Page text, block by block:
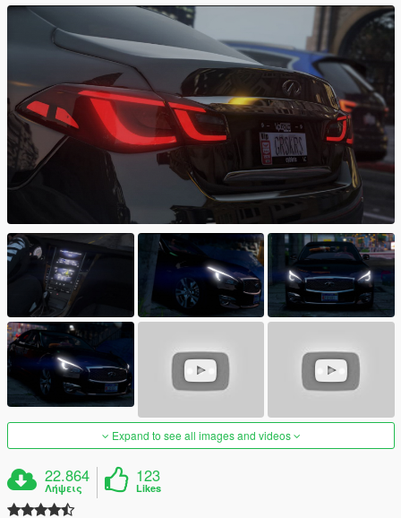
Expand to see all images and videos
22.864
Λήψεις
123
Likes